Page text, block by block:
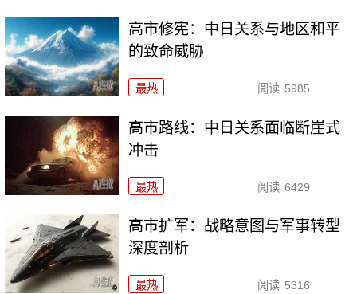
高市修宪：中日关系与地区和平
的致命威胁
最热 阅读 5985
高市路线：中日关系面临断崖式
冲击
最热 阅读 6429
高市扩军：战略意图与军事转型
深度剖析
最热 阅读 5316